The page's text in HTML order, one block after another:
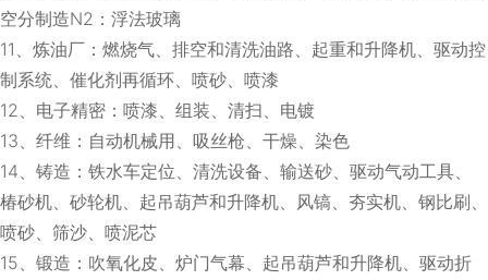
空分制造N2：浮法玻璃
11、炼油厂：燃烧气、排空和清洗油路、起重和升降机、驱动控
制系统、催化剂再循环、喷砂、喷漆
12、电子精密：喷漆、组装、清扫、电镀
13、纤维：自动机械用、吸丝枪、干燥、染色
14、铸造：铁水车定位、清洗设备、输送砂、驱动气动工具、
椿砂机、砂轮机、起吊葫芦和升降机、风镐、夯实机、钢比刷、
喷砂、筛沙、喷泥芯
15、锻造：吹氧化皮、炉门气幕、起吊葫芦和升降机、驱动折